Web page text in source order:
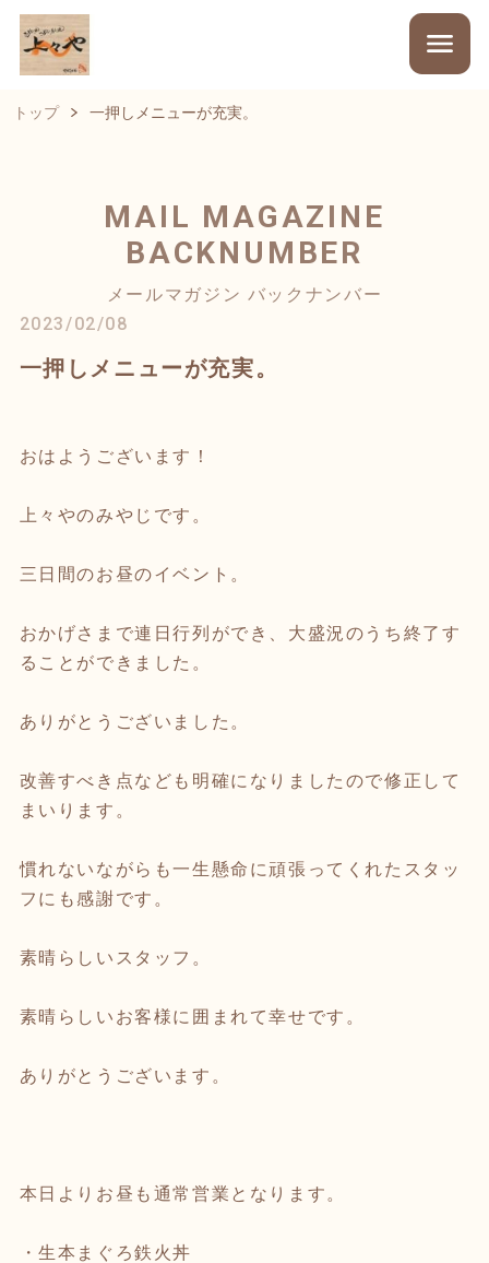
トップ 一押しメニューが充実。
MAIL MAGAZINE
BACKNUMBER
メールマガジン バックナンバー
2023/02/08
一押しメニューが充実。
おはようございます！
上々やのみやじです。
三日間のお昼のイベント。
おかげさまで連日行列ができ、大盛況のうち終了す
ることができました。
ありがとうございました。
改善すべき点なども明確になりましたので修正して
まいります。
慣れないながらも一生懸命に頑張ってくれたスタッ
フにも感謝です。
素晴らしいスタッフ。
素晴らしいお客様に囲まれて幸せです。
ありがとうございます。
本日よりお昼も通常営業となります。
・生本まぐろ鉄火丼